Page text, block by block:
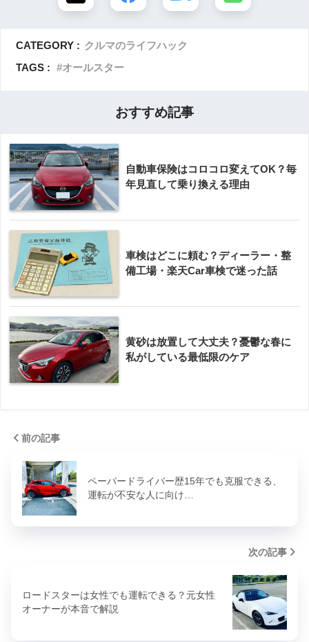
CATEGORY : クルマのライフハック
TAGS :
オールスター
おすすめ記事
自動車保険はコロコロ変えてOK？毎
年見直して乗り換える理由
車検はどこに頼む？ディーラー・整
備工場・楽天Car車検で迷った話
黄砂は放置して大丈夫？憂鬱な春に
私がしている最低限のケア
前の記事
ペーパードライバー歴15年でも克服できる、
運転が不安な人に向け…
次の記事
ロードスターは女性でも運転できる？元女性
オーナーが本音で解説